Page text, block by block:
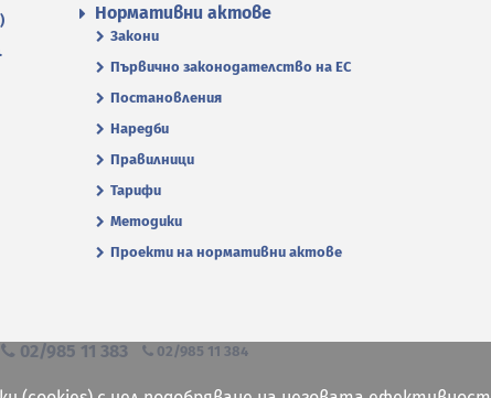
Нормативни актове
Закони
Първично законодателство на ЕС
Постановления
Наредби
Правилници
Тарифи
Методики
Проекти на нормативни актове
02/985 11 383 02/985 11 384